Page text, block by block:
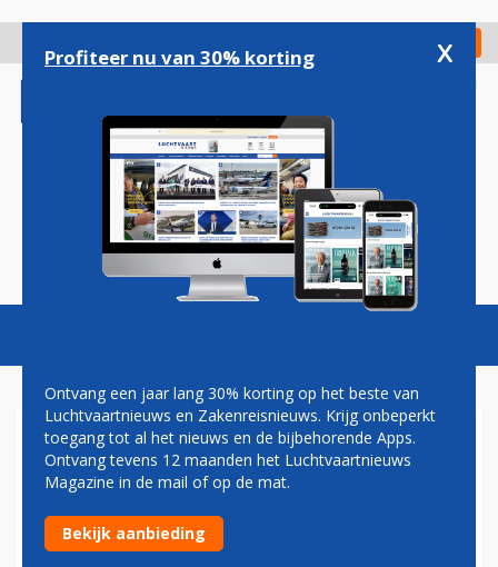
gaan
Check in
Magazine Podcasts Vacatures
IAG WIL GATWICK-SLOTS VAN
MONARCH VOOR LOW-COST
DOCHTER LEVEL
Profiteer nu van 30% korting x
Ontvang een jaar lang 30% korting op het beste van
Luchtvaartnieuws en Zakenreisnieuws. Krijg onbeperkt
toegang tot al het nieuws en de bijbehorende Apps.
Ontvang tevens 12 maanden het Luchtvaartnieuws
Magazine in de mail of op de mat.
Bekijk aanbieding